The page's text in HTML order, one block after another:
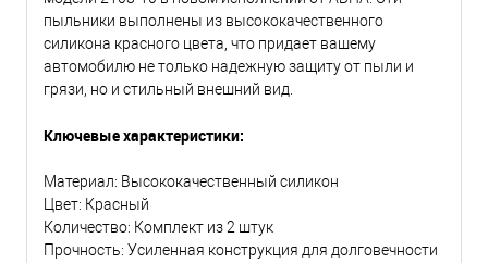
пыльники выполнены из высококачественного
силикона красного цвета, что придает вашему
автомобилю не только надежную защиту от пыли и
грязи, но и стильный внешний вид.
Ключевые характеристики:
Материал: Высококачественный силикон
Цвет: Красный
Количество: Комплект из 2 штук
Прочность: Усиленная конструкция для долговечности